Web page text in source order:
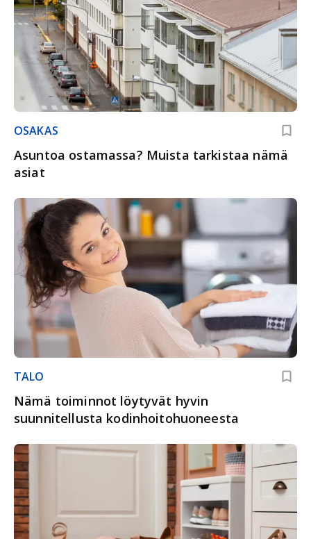
OSAKAS
Asuntoa ostamassa? Muista tarkistaa nämä
asiat
TALO
Nämä toiminnot löytyvät hyvin
suunnitellusta kodinhoitohuoneesta